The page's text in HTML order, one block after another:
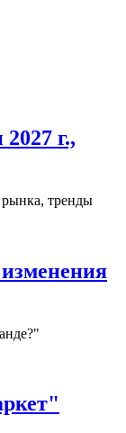
г.,
рынка, тренды